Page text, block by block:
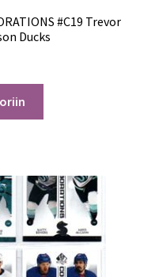
#C19 Trevor
Ducks